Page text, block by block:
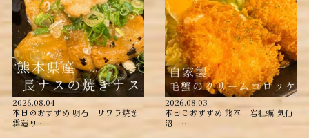
2026.08.04
本日のおすすめ ︎明石 サワラ焼き
霜造り …
2026.08.03
本日こおすすめ ︎熊本 岩牡蠣 ︎気仙
沼 …